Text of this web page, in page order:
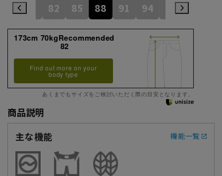
79 82 85 88 91 94 97
173cm 70kgRecommended
82
Find out more on your
body type
あくまでもサイズをご検討いただく際の目安となります。
商品説明
主な機能
機能一覧